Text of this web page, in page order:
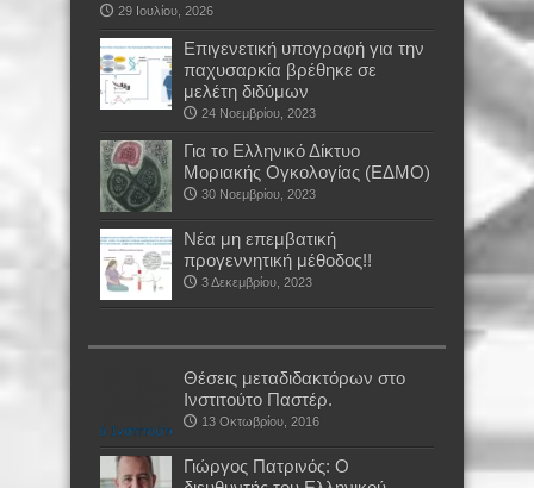
29 Ιουλίου, 2026
Επιγενετική υπογραφή για την
παχυσαρκία βρέθηκε σε
μελέτη διδύμων
24 Νοεμβρίου, 2023
Για το Ελληνικό Δίκτυο
Μοριακής Ογκολογίας (ΕΔΜΟ)
30 Νοεμβρίου, 2023
Νέα μη επεμβατική
προγεννητική μέθοδος!!
3 Δεκεμβρίου, 2023
Θέσεις μεταδιδακτόρων στο
Ινστιτούτο Παστέρ.
13 Οκτωβρίου, 2016
Γιώργος Πατρινός: Ο